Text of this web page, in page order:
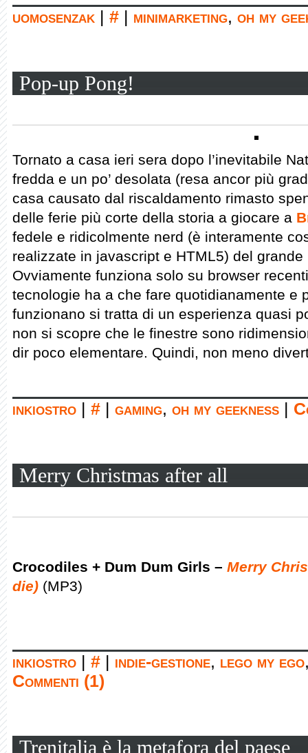
uomosenzak # minimarketing, oh my
Pop-up Pong!
Tornato a casa ieri sera dopo l’inevitabile
fredda e un po’ desolata (resa ancor più
casa causato dal riscaldamento rimasto
delle ferie più corte della storia a giocare a
fedele e ridicolmente nerd (è interamente
realizzate in javascript e HTML5) del
Ovviamente funziona solo su browser
tecnologie ha a che fare quotidianamente e
funzionano si tratta di un esperienza quasi
non si scopre che le finestre sono
dir poco elementare. Quindi, non meno
inkiostro # gaming, oh my geekness
Merry Christmas after all
Crocodiles + Dum Dum Girls – Merry
die) (MP3)
inkiostro # indie-gestione, lego my ego
Commenti (1)
Trenitalia è la metafora del paese